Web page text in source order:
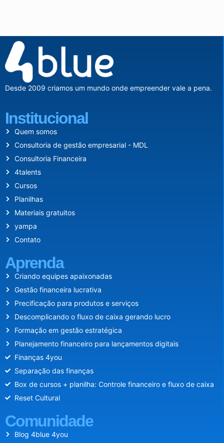
Desde 2009 criamos um mundo onde empreender vale a pena.
Institucional
Quem somos
Consultoria de gestão empresarial - MDL
Consultoria Financeira
4talents
Cursos
Planilhas
Materiais gratuitos
yampa
Contato
Aprenda
Criando equipes apaixonadas
Gestão financeira lucrativa
Precificação para produtos e serviços
Descomplicando o fluxo de caixa gerando lucro
Formação em gestão estratégica
Planejamento financeiro para lançamentos digitais
Finanças 4you
Separação das finanças
Box de cursos + planilha: Controle financeiro e fluxo de caixa
Reset Cultural
Comunidade
Blog 4blue 4you